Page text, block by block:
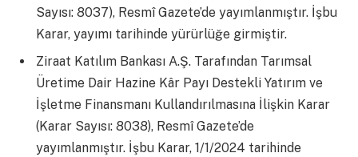
Sayısı: 8037), Resmî Gazete’de yayımlanmıştır. İşbu
Karar, yayımı tarihinde yürürlüğe girmiştir.
Ziraat Katılım Bankası A.Ş. Tarafından Tarımsal
Üretime Dair Hazine Kâr Payı Destekli Yatırım ve
İşletme Finansmanı Kullandırılmasına İlişkin Karar
(Karar Sayısı: 8038), Resmî Gazete’de
yayımlanmıştır. İşbu Karar, 1/1/2024 tarihinde